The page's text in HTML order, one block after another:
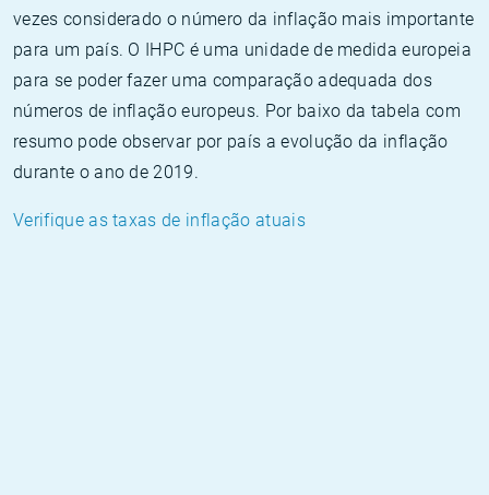
vezes considerado o número da inflação mais importante
para um país. O IHPC é uma unidade de medida europeia
para se poder fazer uma comparação adequada dos
números de inflação europeus. Por baixo da tabela com
resumo pode observar por país a evolução da inflação
durante o ano de 2019.
Verifique as taxas de inflação atuais